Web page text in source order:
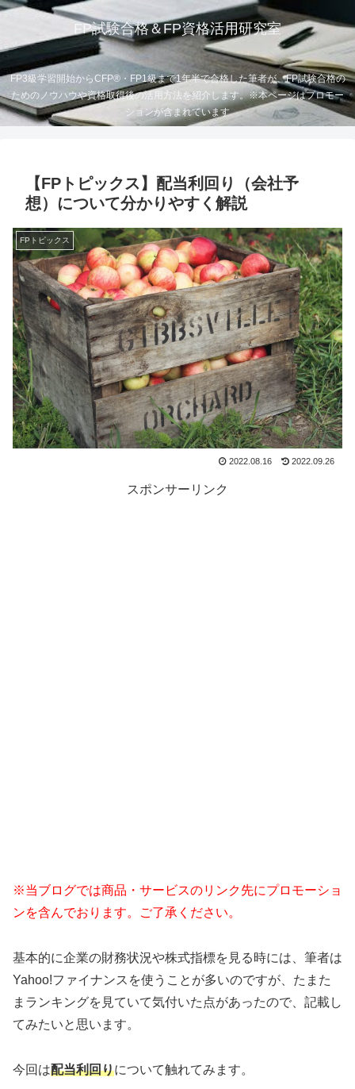
FP試験合格＆FP資格活用研究室
FP3級学習開始からCFP®・FP1級まで1年半で合格した筆者が、FP試験合格の
ためのノウハウや資格取得後の活用方法を紹介します。※本ページはプロモー
ションが含まれています
【FPトピックス】配当利回り（会社予
想）について分かりやすく解説
FPトピックス
2022.08.16 2022.09.26
スポンサーリンク
※当ブログでは商品・サービスのリンク先にプロモーショ
ンを含んでおります。ご了承ください。
基本的に企業の財務状況や株式指標を見る時には、筆者は
Yahoo!ファイナンスを使うことが多いのですが、たまた
まランキングを見ていて気付いた点があったので、記載し
てみたいと思います。
今回は配当利回りについて触れてみます。